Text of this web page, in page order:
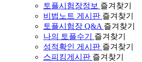
토플시험장정보 즐겨찾기
비법노트 게시판 즐겨찾기
토플시험장 Q&A 즐겨찾기
나의 토플수기
즐겨찾기
성적확인 게시판 즐겨찾기
스피킹게시판 즐겨찾기